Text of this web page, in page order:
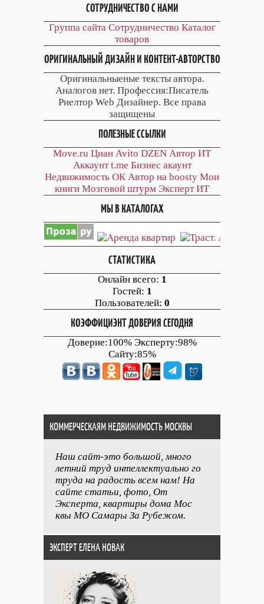
СОТРУДНИЧЕСТВО С НАМИ
Группа сайта Сотрудничество Каталог
товаров
ОРИГИНАЛЬНЫЙ ДИЗАЙН И КОНТЕНТ-АВТОРСТВО
Оригинальныеные тексты автора.
Аналогов нет. Профессия:Писатель
Риелтор Web Дизайнер. Все права
защищены
ПОЛЕЗНЫЕ ССЫЛКИ
Move.ru Циан Avito DZEN Автор ИТ
Аккаунт t.me Бизнес акаунт
Недвижимость ОК Автор на boosty Мои
книги Мозговой штурм Эксперт ИТ
МЫ В КАТАЛОГАХ
СТАТИСТИКА
Онлайн всего: 1
Гостей: 1
Пользователей: 0
КОЭФФИЦИЭНТ ДОВЕРИЯ СЕГОДНЯ
Доверие:100% Эксперту:98%
Сайту:85%
КОММЕРЧЕСКАЯМ НЕДВИЖИМОСТЬ МОСКВЫ
Наш сайт-это большой, много
летний труд интеллектуально го
труда на радость всем нам! На
сайте статьи, фото, От
Эксперта, квартиры дома Мос
квы МО Самары За Рубежом.
ЭКСПЕРТ ЕЛЕНА НОВАК